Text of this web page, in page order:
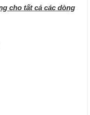
cho tất cả các dòng